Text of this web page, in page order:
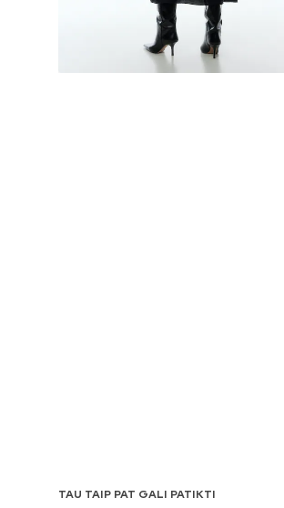
TAU TAIP PAT GALI PATIKTI